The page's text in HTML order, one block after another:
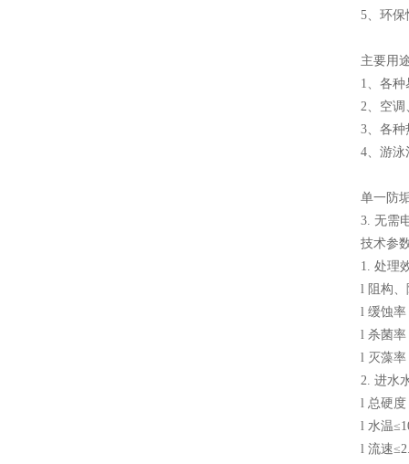
5、环保
主要用
1、各
2、空调
3、各种
4、游泳
单一防
3. 无需
技术参
1. 处理
l 阻构、
l 缓蚀率
l 杀菌率
l 灭藻率
2. 进水
l 总硬度
l 水温
l 流速